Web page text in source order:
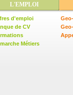
L'EMPLOI
d'emploi
de CV
Métiers